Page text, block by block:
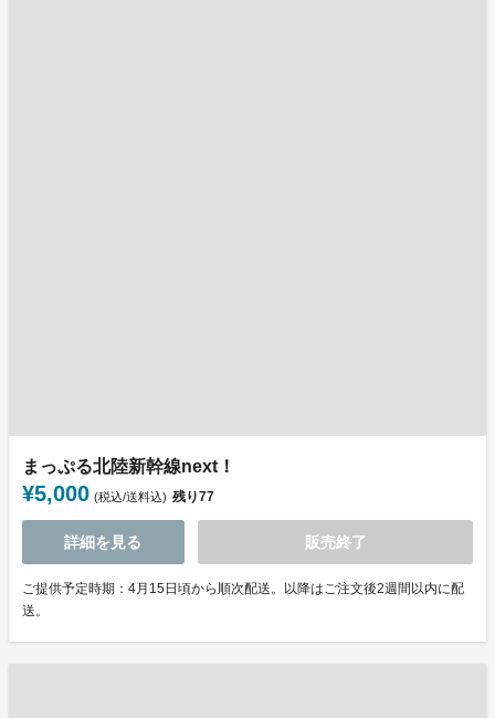
まっぷる北陸新幹線next！
¥5,000 (税込/送料込) 残り77
詳細を見る 販売終了
ご提供予定時期：4月15日頃から順次配送。以降はご注文後2週間以内に配
送。